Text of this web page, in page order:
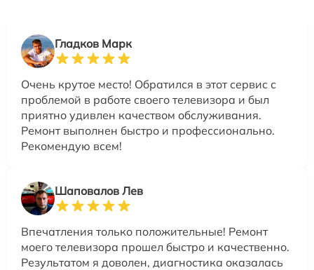
Гладков Марк
Очень крутое место! Обратился в этот сервис с
проблемой в работе своего телевизора и был
приятно удивлен качеством обслуживания.
Ремонт выполнен быстро и профессионально.
Рекомендую всем!
Шаповалов Лев
Впечатления только положительные! Ремонт
моего телевизора прошел быстро и качественно.
Результатом я доволен, диагностика оказалась